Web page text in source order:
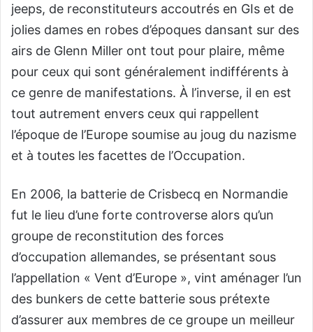
jeeps, de reconstituteurs accoutrés en GIs et de
jolies dames en robes d’époques dansant sur des
airs de Glenn Miller ont tout pour plaire, même
pour ceux qui sont généralement indifférents à
ce genre de manifestations. À l’inverse, il en est
tout autrement envers ceux qui rappellent
l’époque de l’Europe soumise au joug du nazisme
et à toutes les facettes de l’Occupation.
En 2006, la batterie de Crisbecq en Normandie
fut le lieu d’une forte controverse alors qu’un
groupe de reconstitution des forces
d’occupation allemandes, se présentant sous
l’appellation « Vent d’Europe », vint aménager l’un
des bunkers de cette batterie sous prétexte
d’assurer aux membres de ce groupe un meilleur